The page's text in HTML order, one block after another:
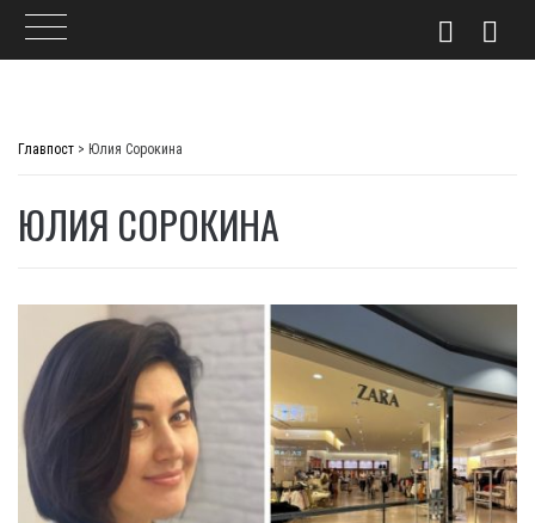
Главпост > Юлия Сорокина
ЮЛИЯ СОРОКИНА